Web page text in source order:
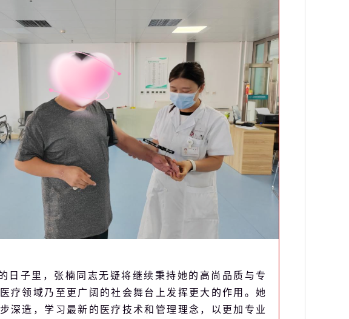
日子里，张楠同志无疑将继续秉持她的高尚品质与专
疗领域乃至更广阔的社会舞台上发挥更大的作用。她
深造，学习最新的医疗技术和管理理念，以更加专业